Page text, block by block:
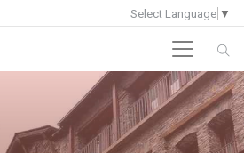
Select Language ▼